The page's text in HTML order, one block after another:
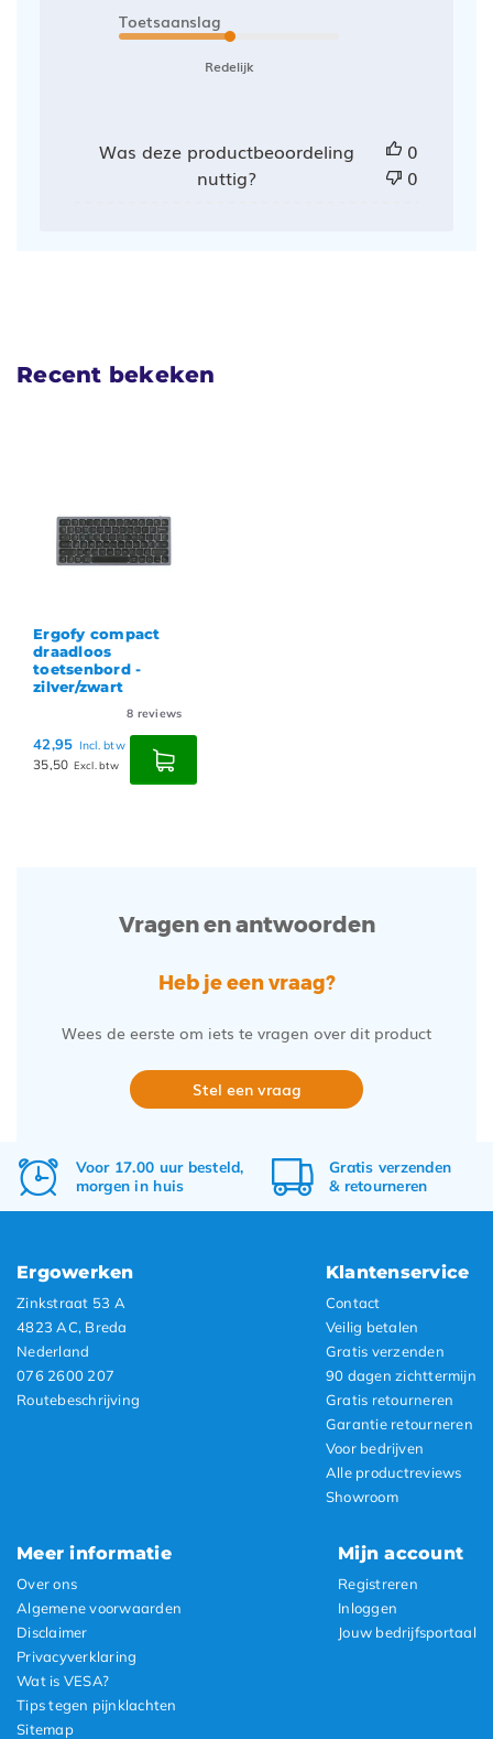
Toetsaanslag
Redelijk
Was deze productbeoordeling
nuttig?
0
0
Recent bekeken
Ergofy compact
draadloos
toetsenbord -
zilver/zwart
8 reviews
42,95 Incl. btw
35,50 Excl. btw
Vragen en antwoorden
Heb je een vraag?
Wees de eerste om iets te vragen over dit product
Stel een vraag
Voor 17.00 uur besteld,
morgen in huis
Gratis verzenden
& retourneren
Ergowerken
Zinkstraat 53 A
4823 AC, Breda
Nederland
076 2600 207
Routebeschrijving
Klantenservice
Contact
Veilig betalen
Gratis verzenden
90 dagen zichttermijn
Gratis retourneren
Garantie retourneren
Voor bedrijven
Alle productreviews
Showroom
Meer informatie
Over ons
Algemene voorwaarden
Disclaimer
Privacyverklaring
Wat is VESA?
Tips tegen pijnklachten
Sitemap
Mijn account
Registreren
Inloggen
Jouw bedrijfsportaal